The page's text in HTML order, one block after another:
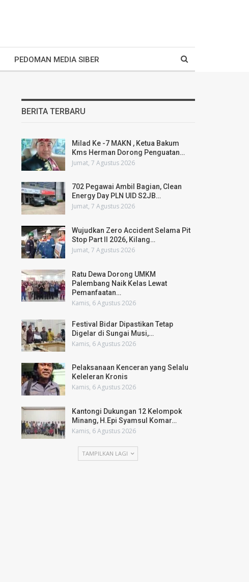
PEDOMAN MEDIA SIBER
BERITA TERBARU
Milad Ke -7 MAKN , Ketua Bakum
Kms Herman Dorong Penguatan…
Jumat, 7 Agustus 2026
702 Pegawai Ambil Bagian, Clean
Energy Day PLN UID S2JB…
Jumat, 7 Agustus 2026
Wujudkan Zero Accident Selama Pit
Stop Part II 2026, Kilang…
Jumat, 7 Agustus 2026
Ratu Dewa Dorong UMKM
Palembang Naik Kelas Lewat
Pemanfaatan…
Kamis, 6 Agustus 2026
Festival Bidar Dipastikan Tetap
Digelar di Sungai Musi,…
Kamis, 6 Agustus 2026
Pelaksanaan Kenceran yang Selalu
Keleleran Kronis
Kamis, 6 Agustus 2026
Kantongi Dukungan 12 Kelompok
Minang, H.Epi Syamsul Komar…
Kamis, 6 Agustus 2026
TAMPILKAN LAGI